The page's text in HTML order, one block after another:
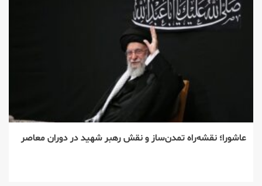
عاشورا؛ نقشه‌راه تمدن‌ساز و نقش رهبر شهید در دوران معاصر